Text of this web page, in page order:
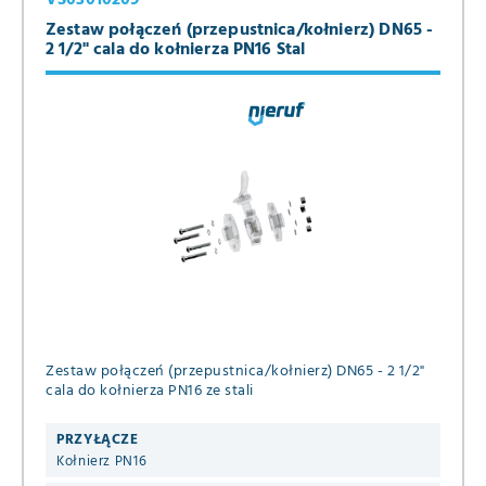
Zestaw połączeń (przepustnica/kołnierz) DN65 -
2 1/2" cala do kołnierza PN16 Stal
Zestaw połączeń (przepustnica/kołnierz) DN65 - 2 1/2"
cala do kołnierza PN16 ze stali
PRZYŁĄCZE
Kołnierz PN16